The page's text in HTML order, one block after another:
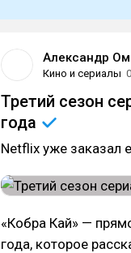
Александр
Кино и сериалы
Третий сезон
года
Netflix уже заказал
«Кобра Кай» —
года, которое